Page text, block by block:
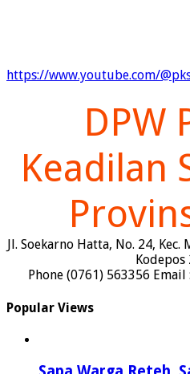
https://www.youtube.com/
DPW
Keadilan
Jl. Soekarno Hatta, No. 24,
Kodepos
Phone (0761) 563356
Popular Views